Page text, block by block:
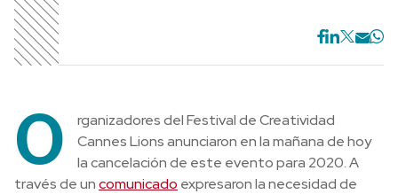
O
rganizadores del Festival de Creatividad
Cannes Lions anunciaron en la mañana de hoy
la cancelación de este evento para 2020. A
través de uncomunicado expresaron la necesidad de